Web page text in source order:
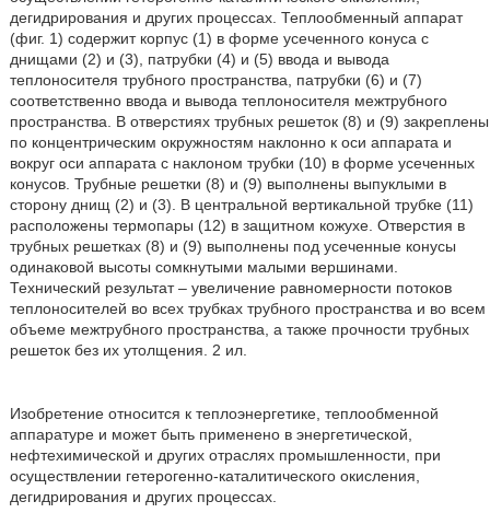
дегидрирования и других процессах. Теплообменный аппарат
(фиг. 1) содержит корпус (1) в форме усеченного конуса с
днищами (2) и (3), патрубки (4) и (5) ввода и вывода
теплоносителя трубного пространства, патрубки (6) и (7)
соответственно ввода и вывода теплоносителя межтрубного
пространства. В отверстиях трубных решеток (8) и (9) закреплены
по концентрическим окружностям наклонно к оси аппарата и
вокруг оси аппарата с наклоном трубки (10) в форме усеченных
конусов. Трубные решетки (8) и (9) выполнены выпуклыми в
сторону днищ (2) и (3). В центральной вертикальной трубке (11)
расположены термопары (12) в защитном кожухе. Отверстия в
трубных решетках (8) и (9) выполнены под усеченные конусы
одинаковой высоты сомкнутыми малыми вершинами.
Технический результат – увеличение равномерности потоков
теплоносителей во всех трубках трубного пространства и во всем
объеме межтрубного пространства, а также прочности трубных
решеток без их утолщения. 2 ил.
Изобретение относится к теплоэнергетике, теплообменной
аппаратуре и может быть применено в энергетической,
нефтехимической и других отраслях промышленности, при
осуществлении гетерогенно-каталитического окисления,
дегидрирования и других процессах.